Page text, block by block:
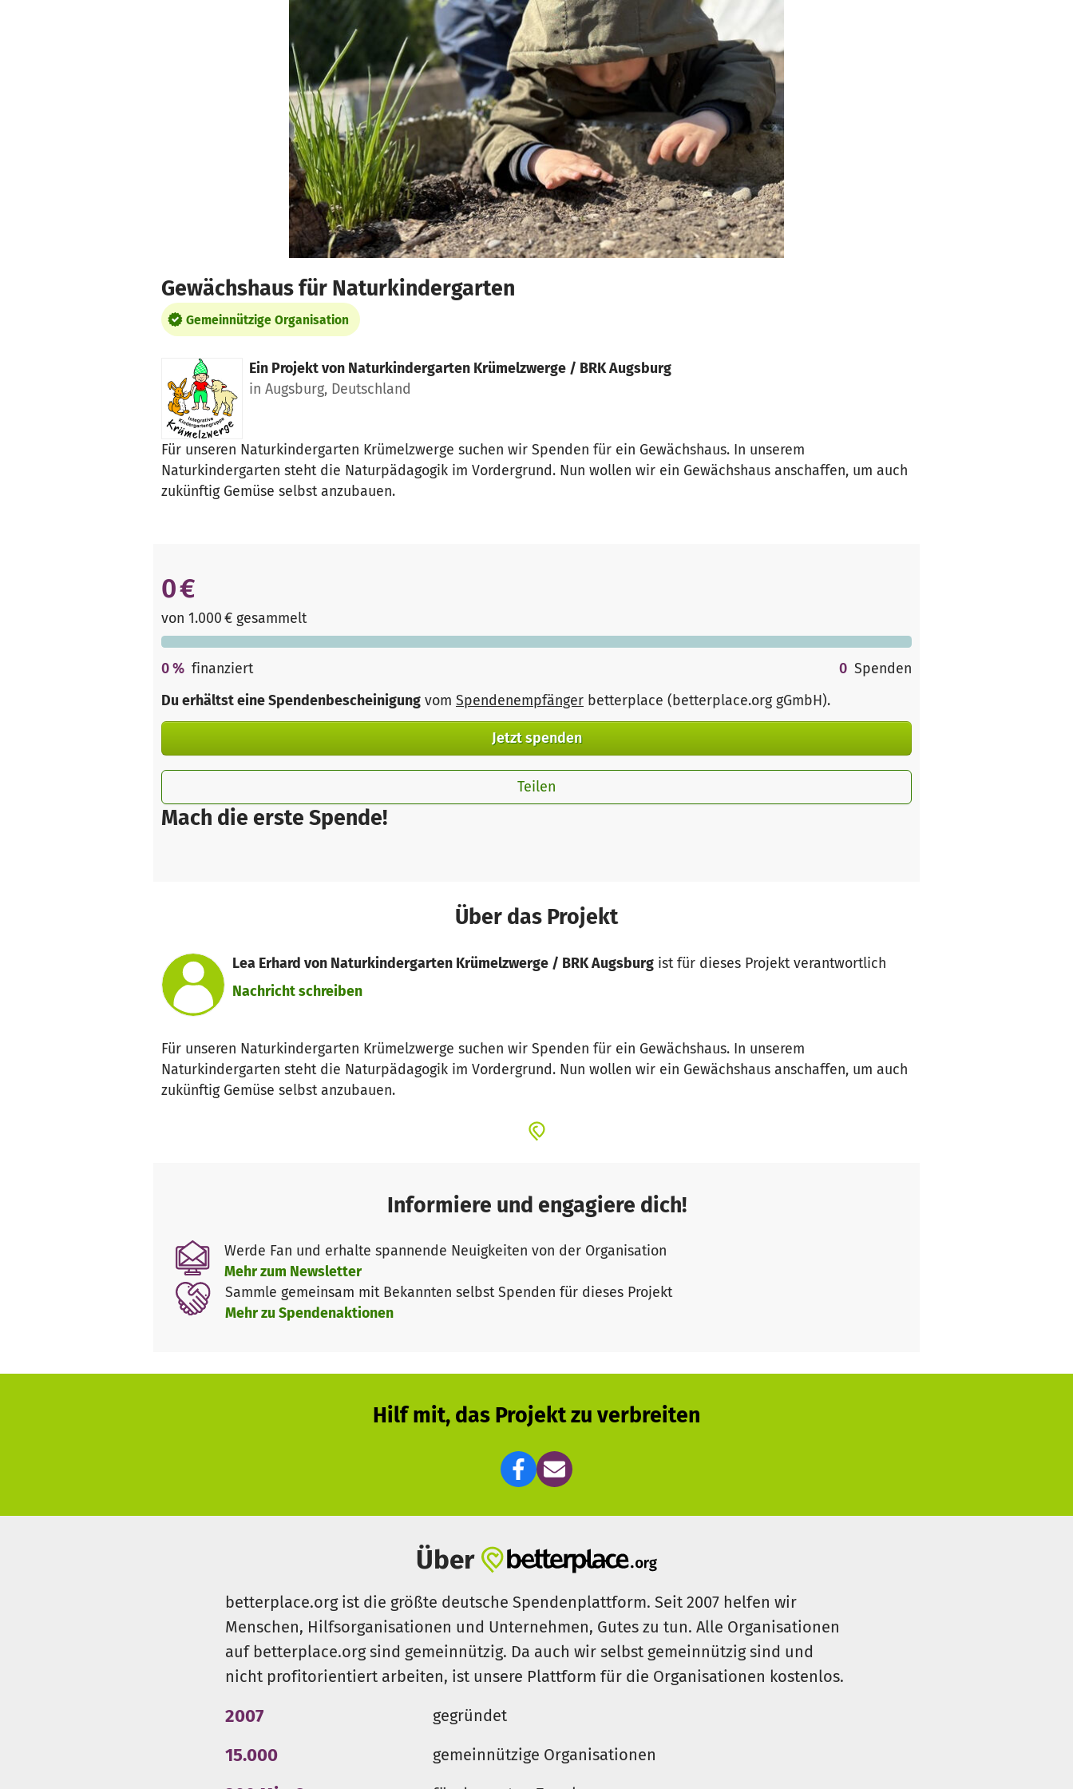
Gewächshaus für Naturkindergarten
Gemeinnützige Organisation
Ein Projekt von Naturkindergarten Krümelzwerge / BRK Augsburg
in Augsburg, Deutschland
Für unseren Naturkindergarten Krümelzwerge suchen wir Spenden für ein Gewächshaus. In unserem
Naturkindergarten steht die Naturpädagogik im Vordergrund. Nun wollen wir ein Gewächshaus anschaffen, um auch
zukünftig Gemüse selbst anzubauen.
Mach die erste Spende!
0 €
von 1.000 € gesammelt
0% finanziert 0 Spenden
Du erhältst eine Spendenbescheinigung vom Spendenempfänger betterplace (betterplace.org gGmbH).
Jetzt spenden
Teilen
Über das Projekt
Lea Erhard von Naturkindergarten Krümelzwerge / BRK Augsburgist für dieses Projekt verantwortlich
Nachricht schreiben
Für unseren Naturkindergarten Krümelzwerge suchen wir Spenden für ein Gewächshaus. In unserem
Naturkindergarten steht die Naturpädagogik im Vordergrund. Nun wollen wir ein Gewächshaus anschaffen, um auch
zukünftig Gemüse selbst anzubauen.
Informiere und engagiere dich!
Werde Fan und erhalte spannende Neuigkeiten von der Organisation
Mehr zum Newsletter
Sammle gemeinsam mit Bekannten selbst Spenden für dieses Projekt
Mehr zu Spendenaktionen
Hilf mit, das Projekt zu verbreiten
Über
betterplace.org ist die größte deutsche Spendenplattform. Seit 2007 helfen wir
Menschen, Hilfsorganisationen und Unternehmen, Gutes zu tun. Alle Organisationen
auf betterplace.org sind gemeinnützig. Da auch wir selbst gemeinnützig sind und
nicht profitorientiert arbeiten, ist unsere Plattform für die Organisationen kostenlos.
2007 gegründet
15.000 gemeinnützige Organisationen